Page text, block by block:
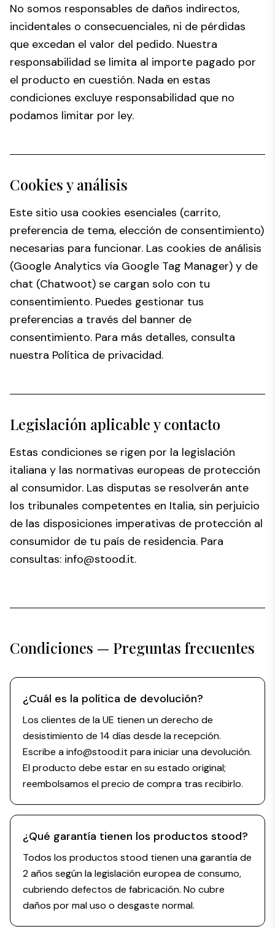
No somos responsables de daños indirectos,
incidentales o consecuenciales, ni de pérdidas
que excedan el valor del pedido. Nuestra
responsabilidad se limita al importe pagado por
el producto en cuestión. Nada en estas
condiciones excluye responsabilidad que no
podamos limitar por ley.
Cookies y análisis
Este sitio usa cookies esenciales (carrito,
preferencia de tema, elección de consentimiento)
necesarias para funcionar. Las cookies de análisis
(Google Analytics vía Google Tag Manager) y de
chat (Chatwoot) se cargan solo con tu
consentimiento. Puedes gestionar tus
preferencias a través del banner de
consentimiento. Para más detalles, consulta
nuestra Política de privacidad.
Legislación aplicable y contacto
Estas condiciones se rigen por la legislación
italiana y las normativas europeas de protección
al consumidor. Las disputas se resolverán ante
los tribunales competentes en Italia, sin perjuicio
de las disposiciones imperativas de protección al
consumidor de tu país de residencia. Para
consultas: info@stood.it.
Condiciones — Preguntas frecuentes
¿Cuál es la política de devolución?
Los clientes de la UE tienen un derecho de
desistimiento de 14 días desde la recepción.
Escribe a info@stood.it para iniciar una devolución.
El producto debe estar en su estado original;
reembolsamos el precio de compra tras recibirlo.
¿Qué garantía tienen los productos stood?
Todos los productos stood tienen una garantía de
2 años según la legislación europea de consumo,
cubriendo defectos de fabricación. No cubre
daños por mal uso o desgaste normal.